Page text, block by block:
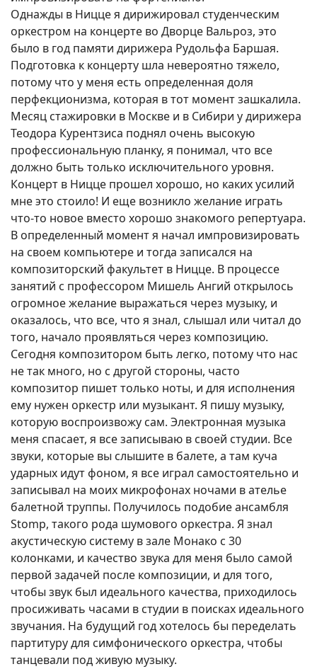
Однажды в Ницце я дирижировал студенческим
оркестром на концерте во Дворце Вальроз, это
было в год памяти дирижера Рудольфа Баршая.
Подготовка к концерту шла невероятно тяжело,
потому что у меня есть определенная доля
перфекционизма, которая в тот момент зашкалила.
Месяц стажировки в Москве и в Сибири у дирижера
Теодора Курентзиса поднял очень высокую
профессиональную планку, я понимал, что все
должно быть только исключительного уровня.
Концерт в Ницце прошел хорошо, но каких усилий
мне это стоило! И еще возникло желание играть
что-то новое вместо хорошо знакомого репертуара.
В определенный момент я начал импровизировать
на своем компьютере и тогда записался на
композиторский факультет в Ницце. В процессе
занятий с профессором Мишель Ангий открылось
огромное желание выражаться через музыку, и
оказалось, что все, что я знал, слышал или читал до
того, начало проявляться через композицию.
Сегодня композитором быть легко, потому что нас
не так много, но с другой стороны, часто
композитор пишет только ноты, и для исполнения
ему нужен оркестр или музыкант. Я пишу музыку,
которую воспроизвожу сам. Электронная музыка
меня спасает, я все записываю в своей студии. Все
звуки, которые вы слышите в балете, а там куча
ударных идут фоном, я все играл самостоятельно и
записывал на моих микрофонах ночами в ателье
балетной труппы. Получилось подобие ансамбля
Stomp, такого рода шумового оркестра. Я знал
акустическую систему в зале Монако с 30
колонками, и качество звука для меня было самой
первой задачей после композиции, и для того,
чтобы звук был идеального качества, приходилось
просиживать часами в студии в поисках идеального
звучания. На будущий год хотелось бы переделать
партитуру для симфонического оркестра, чтобы
танцевали под живую музыку.